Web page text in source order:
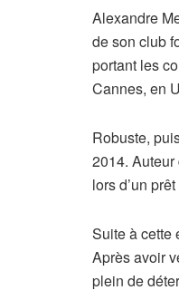
Alexandre
de son club
portant les
Cannes, en
Robuste,
2014.
lors d’un
Suite à cette
Après avoir
plein de